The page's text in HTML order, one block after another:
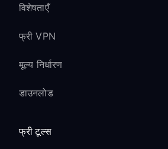
विशेषताएँ
फ्री VPN
मूल्य निर्धारण
डाउनलोड
फ्री टूल्स